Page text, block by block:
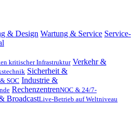
& Design Wartung & Service Service-
kritischer Infrastruktur Verkehr &
Sicherheit &
SOC Industrie &
RechenzentrenNOC & 24/7-
BroadcastLive-Betrieb auf Weltniveau